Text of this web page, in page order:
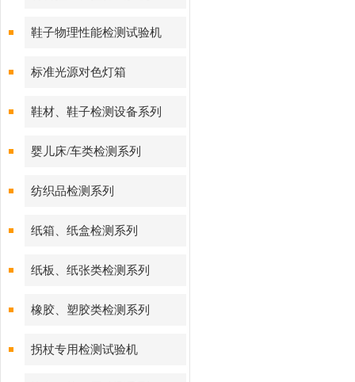
鞋子物理性能检测试验机
标准光源对色灯箱
鞋材、鞋子检测设备系列
婴儿床/车类检测系列
纺织品检测系列
纸箱、纸盒检测系列
纸板、纸张类检测系列
橡胶、塑胶类检测系列
拐杖专用检测试验机